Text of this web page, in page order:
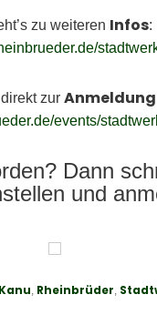
zu weiteren Infos:
zurAnmeldung
events/
Dann
und
Kanu, Rheinbrüder,